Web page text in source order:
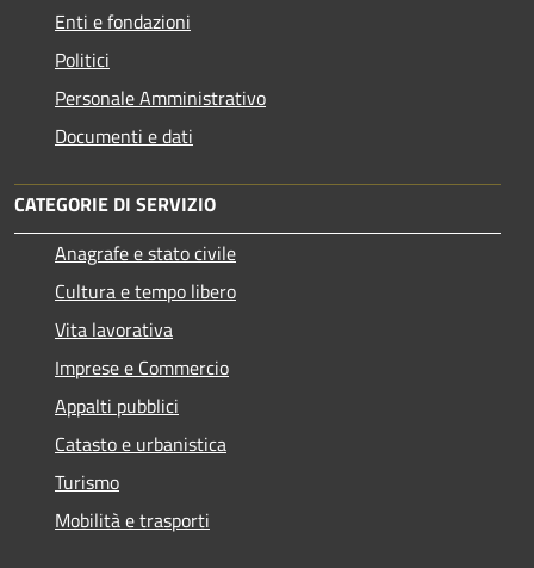
Enti e fondazioni
Politici
Personale Amministrativo
Documenti e dati
CATEGORIE DI SERVIZIO
Anagrafe e stato civile
Cultura e tempo libero
Vita lavorativa
Imprese e Commercio
Appalti pubblici
Catasto e urbanistica
Turismo
Mobilità e trasporti